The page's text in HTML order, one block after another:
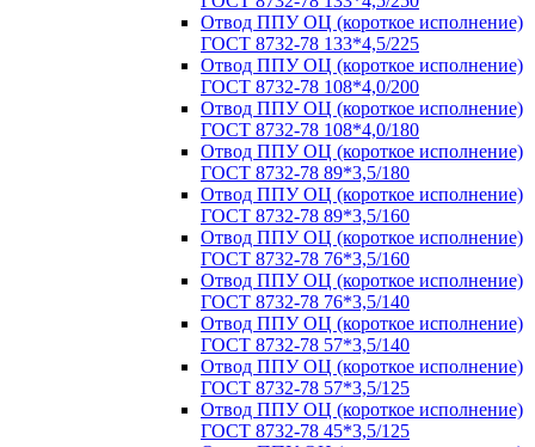
Отвод ППУ ОЦ (короткое исполнение)
ГОСТ 8732-78 133*4,5/225
Отвод ППУ ОЦ (короткое исполнение)
ГОСТ 8732-78 108*4,0/200
Отвод ППУ ОЦ (короткое исполнение)
ГОСТ 8732-78 108*4,0/180
Отвод ППУ ОЦ (короткое исполнение)
ГОСТ 8732-78 89*3,5/180
Отвод ППУ ОЦ (короткое исполнение)
ГОСТ 8732-78 89*3,5/160
Отвод ППУ ОЦ (короткое исполнение)
ГОСТ 8732-78 76*3,5/160
Отвод ППУ ОЦ (короткое исполнение)
ГОСТ 8732-78 76*3,5/140
Отвод ППУ ОЦ (короткое исполнение)
ГОСТ 8732-78 57*3,5/140
Отвод ППУ ОЦ (короткое исполнение)
ГОСТ 8732-78 57*3,5/125
Отвод ППУ ОЦ (короткое исполнение)
ГОСТ 8732-78 45*3,5/125